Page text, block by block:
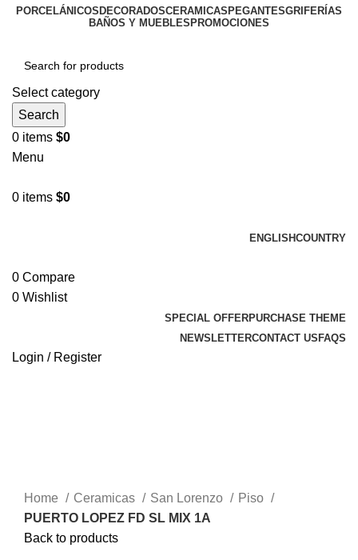
PORCELÁNICOS DECORADOSCERAMICAS PEGANTESGRIFERÍAS
BAÑOS Y MUEBLES PROMOCIONES
Select category
Search
0 items $0
Menu
0 items $0
ENGLISHCOUNTRY
0 Compare
0 Wishlist
SPECIAL OFFERPURCHASE THEME
NEWSLETTERCONTACT US FAQS
Login / Register
Home Ceramicas San Lorenzo
Piso
PUERTO LOPEZ FD SL MIX 1A
Back to products